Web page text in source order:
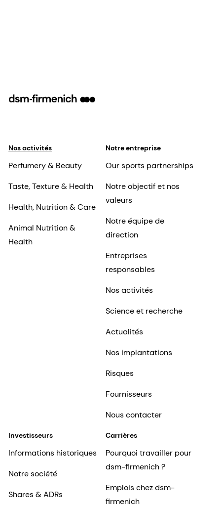
Nos activités
Perfumery & Beauty
Taste, Texture & Health
Health, Nutrition & Care
Animal Nutrition &
Health
Notre entreprise
Our sports partnerships
Notre objectif et nos
valeurs
Notre équipe de
direction
Entreprises
responsables
Nos activités
Science et recherche
Actualités
Nos implantations
Risques
Fournisseurs
Nous contacter
Investisseurs
Informations historiques
Notre société
Shares & ADRs
Carrières
Pourquoi travailler pour
dsm-firmenich ?
Emplois chez dsm-
firmenich